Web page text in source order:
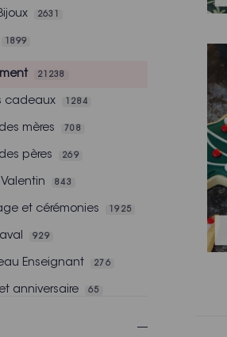
2631
1899
21238
cadeaux 1284
mères 708
pères 269
843
et cérémonies 1925
929
Enseignant 276
anniversaire 65